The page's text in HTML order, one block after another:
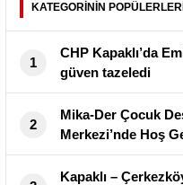
KATEGORİNİN POPÜLERLERİ
1
CHP Kapaklı’da
güven tazeledi
2
Mika-Der Çocuk
Merkezi’nde Hoş
Kapaklı –